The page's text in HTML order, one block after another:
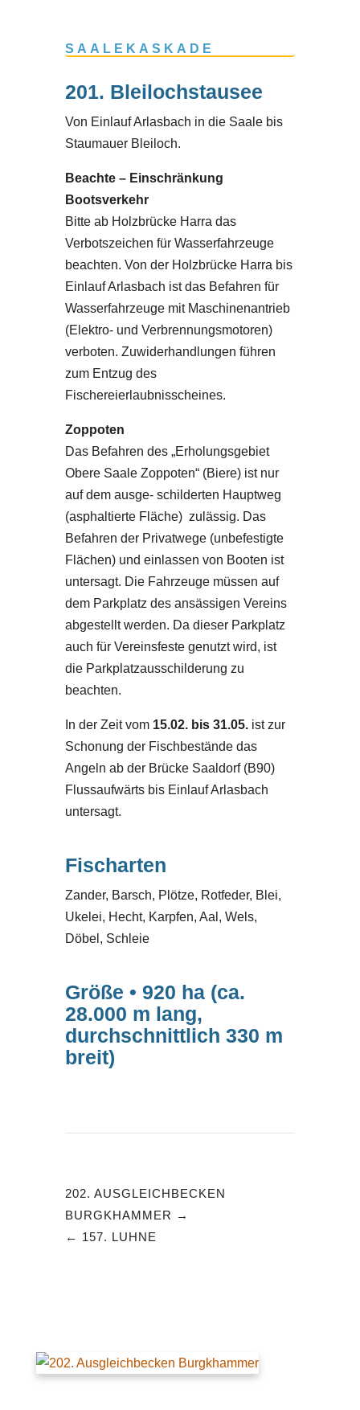
SAALEKASKADE
201. Bleilochstausee
Von Einlauf Arlasbach in die Saale bis
Staumauer Bleiloch.
Beachte – Einschränkung
Bootsverkehr
Bitte ab Holzbrücke Harra das
Verbotszeichen für Wasserfahrzeuge
beachten. Von der Holzbrücke Harra bis
Einlauf Arlasbach ist das Befahren für
Wasserfahrzeuge mit Maschinenantrieb
(Elektro- und Verbrennungsmotoren)
verboten. Zuwiderhandlungen führen
zum Entzug des
Fischereierlaubnisscheines.
Zoppoten
Das Befahren des „Erholungsgebiet
Obere Saale Zoppoten“ (Biere) ist nur
auf dem ausge- schilderten Hauptweg
(asphaltierte Fläche) zulässig. Das
Befahren der Privatwege (unbefestigte
Flächen) und einlassen von Booten ist
untersagt. Die Fahrzeuge müssen auf
dem Parkplatz des ansässigen Vereins
abgestellt werden. Da dieser Parkplatz
auch für Vereinsfeste genutzt wird, ist
die Parkplatzausschilderung zu
beachten.
In der Zeit vom 15.02. bis 31.05.ist zur
Schonung der Fischbestände das
Angeln ab der Brücke Saaldorf (B90)
Flussaufwärts bis Einlauf Arlasbach
untersagt.
Fischarten
Zander, Barsch, Plötze, Rotfeder, Blei,
Ukelei, Hecht, Karpfen, Aal, Wels,
Döbel, Schleie
Größe • 920 ha (ca.
28.000 m lang,
durchschnittlich 330 m
breit)
202. AUSGLEICHBECKEN
BURGKHAMMER
157. LUHNE